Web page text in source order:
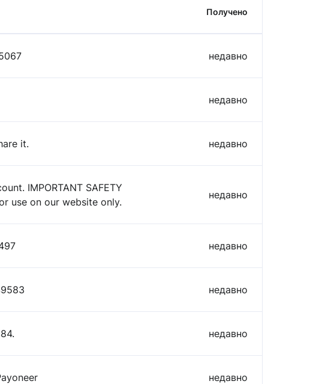
Получено
недавно
недавно
it. недавно
IMPORTANT SAFETY
use on our website only.
недавно
недавно
недавно
недавно
недавно